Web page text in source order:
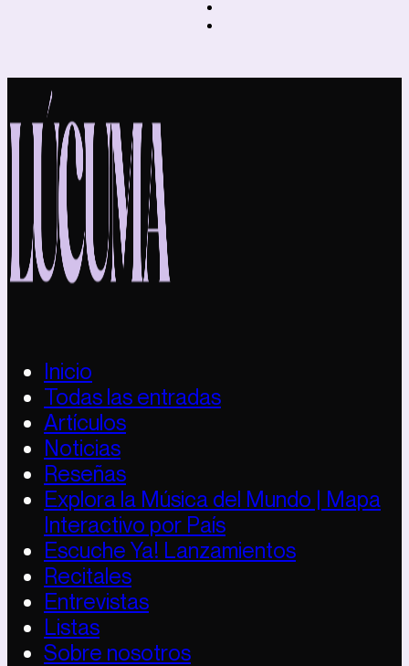
Inicio
Todas las entradas
Artículos
Noticias
Reseñas
Explora la Música del Mundo | Mapa
Interactivo por País
Escuche Ya! Lanzamientos
Recitales
Entrevistas
Listas
Sobre nosotros